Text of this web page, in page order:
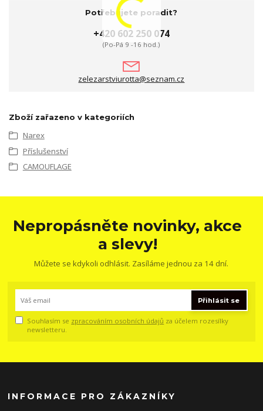
Potřebujete poradit?
+420 602 250 074
(Po-Pá 9 -16 hod.)
zelezarstviurotta@seznam.cz
Zboží zařazeno v kategoriích
Narex
Příslušenství
CAMOUFLAGE
Nepropásněte novinky, akce
a slevy!
Můžete se kdykoli odhlásit. Zasíláme jednou za 14 dní.
Přihlásit se
Souhlasím se zpracováním osobních údajů za účelem rozesílky
newsletteru.
INFORMACE PRO ZÁKAZNÍKY